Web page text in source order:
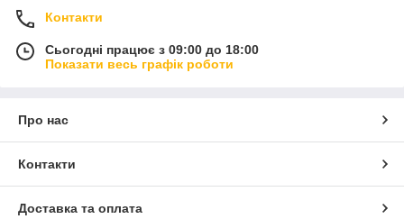
Контакти
Сьогодні працює з 09:00 до 18:00
Показати весь графік роботи
Про нас
Контакти
Доставка та оплата